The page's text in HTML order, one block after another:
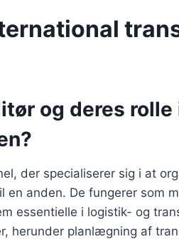
og deres rolle
der specialiserer sig i at
en anden. De fungerer som
essentielle i logistik- og
herunder planlægning af